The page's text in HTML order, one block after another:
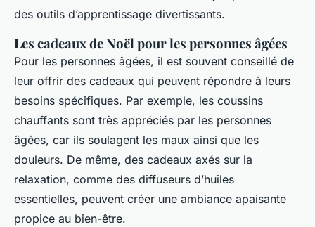
des outils d’apprentissage divertissants.
Les cadeaux de Noël pour les personnes âgées
Pour les personnes âgées, il est souvent conseillé de
leur offrir des cadeaux qui peuvent répondre à leurs
besoins spécifiques. Par exemple, les coussins
chauffants sont très appréciés par les personnes
âgées, car ils soulagent les maux ainsi que les
douleurs. De même, des cadeaux axés sur la
relaxation, comme des diffuseurs d’huiles
essentielles, peuvent créer une ambiance apaisante
propice au bien-être.